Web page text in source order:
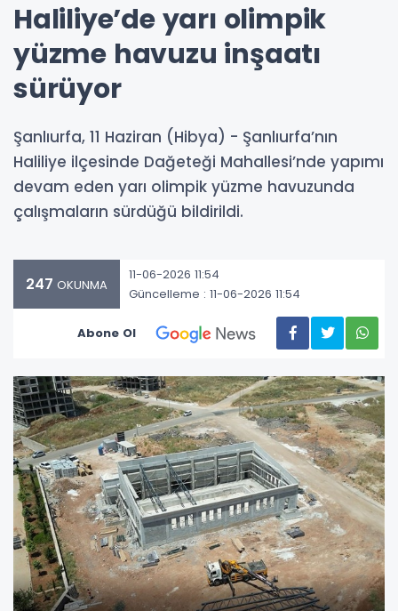
Haliliye’de yarı olimpik
yüzme havuzu inşaatı
sürüyor
Şanlıurfa, 11 Haziran (Hibya) - Şanlıurfa’nın
Haliliye ilçesinde Dağeteği Mahallesi’nde yapımı
devam eden yarı olimpik yüzme havuzunda
çalışmaların sürdüğü bildirildi.
247 OKUNMA
11-06-2026 11:54
Güncelleme : 11-06-2026 11:54
Abone Ol